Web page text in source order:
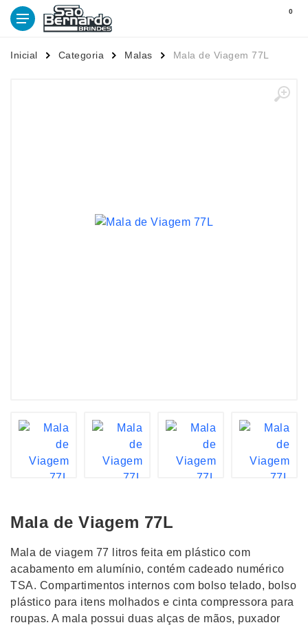
0
Inicial Categoria Malas Mala de Viagem 77L
Mala de Viagem 77L
Mala de viagem 77 litros feita em plástico com
acabamento em alumínio, contém cadeado numérico
TSA. Compartimentos internos com bolso telado, bolso
plástico para itens molhados e cinta compressora para
roupas. A mala possui duas alças de mãos, puxador